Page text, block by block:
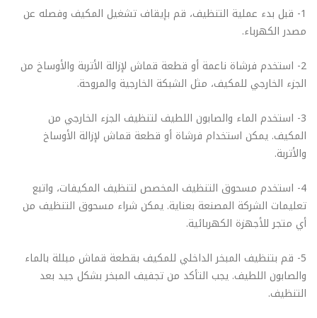
1- قبل بدء عملية التنظيف، قم بإيقاف تشغيل المكيف وفصله عن
مصدر الكهرباء.
2- استخدم فرشاة ناعمة أو قطعة قماش لإزالة الأتربة والأوساخ من
الجزء الخارجي للمكيف، مثل الشبكة الخارجية والمروحة.
3- استخدم الماء والصابون اللطيف لتنظيف الجزء الخارجي من
المكيف. يمكن استخدام فرشاة أو قطعة قماش لإزالة الأوساخ
والأتربة.
4- استخدم مسحوق التنظيف المخصص لتنظيف المكيفات، واتبع
تعليمات الشركة المصنعة بعناية. يمكن شراء مسحوق التنظيف من
أي متجر للأجهزة الكهربائية.
5- قم بتنظيف المبخر الداخلي للمكيف بقطعة قماش مبللة بالماء
والصابون اللطيف. يجب التأكد من تجفيف المبخر بشكل جيد بعد
التنظيف.